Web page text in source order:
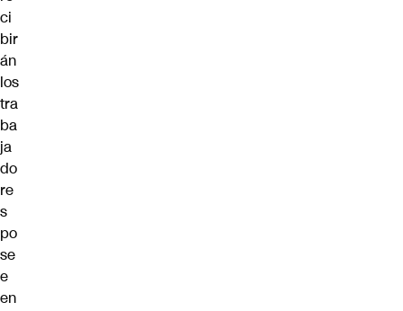
ci
bir
án
los
tra
ba
ja
do
re
s
po
se
e
en